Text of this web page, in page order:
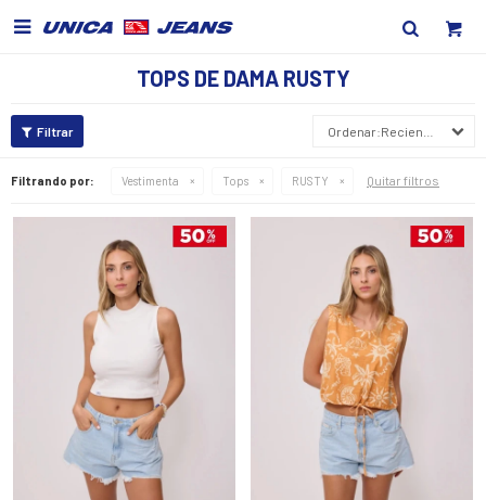

TOPS DE DAMA RUSTY
Recientes
Filtrando por: Vestimenta Tops RUSTY Quitar filtros